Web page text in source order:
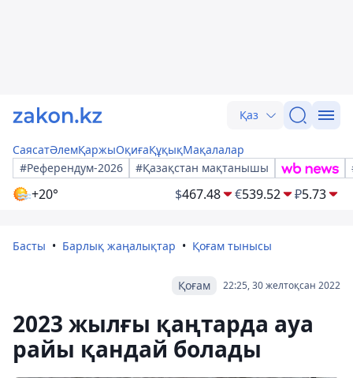
Қаз
СаясатӘлемҚаржыОқиғаҚұқықМақалалар
#Референдум-2026
#Қазақстан мақтанышы
+20° $467.48 €539.52 ₽5.73
Басты Барлық жаңалықтар Қоғам тынысы
22:25, 30 желтоқсан 2022
Қоғам
2023 жылғы қаңтарда ауа
райы қандай болады